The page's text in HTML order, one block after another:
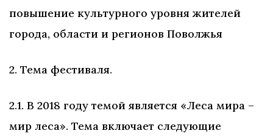
повышение культурного уровня жителей
города, области и регионов Поволжья
2. Тема фестиваля.
2.1. В 2018 году темой является «Леса мира –
мир леса». Тема включает следующие